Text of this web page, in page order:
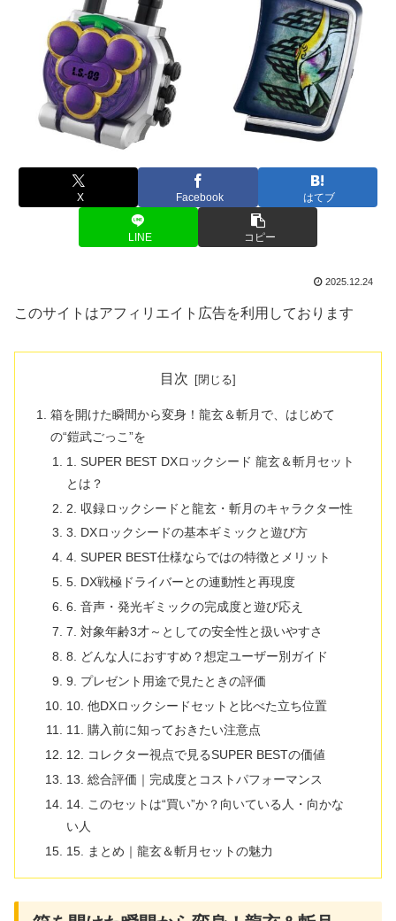
X Facebook はてブ
LINE コピー
2025.12.24
このサイトはアフィリエイト広告を利用しております
目次
箱を開けた瞬間から変身！龍玄＆斬月で、はじめて
の“鎧武ごっこ”を
1. SUPER BEST DXロックシード 龍玄＆斬月セット
とは？
2. 収録ロックシードと龍玄・斬月のキャラクター性
3. DXロックシードの基本ギミックと遊び方
4. SUPER BEST仕様ならではの特徴とメリット
5. DX戦極ドライバーとの連動性と再現度
6. 音声・発光ギミックの完成度と遊び応え
7. 対象年齢3才～としての安全性と扱いやすさ
8. どんな人におすすめ？想定ユーザー別ガイド
9. プレゼント用途で見たときの評価
10. 他DXロックシードセットと比べた立ち位置
11. 購入前に知っておきたい注意点
12. コレクター視点で見るSUPER BESTの価値
13. 総合評価｜完成度とコストパフォーマンス
14. このセットは“買い”か？向いている人・向かな
い人
15. まとめ｜龍玄＆斬月セットの魅力